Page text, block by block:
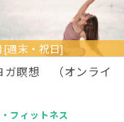
[週末・祝日]
ガ瞑想 （オンライ
フィットネス